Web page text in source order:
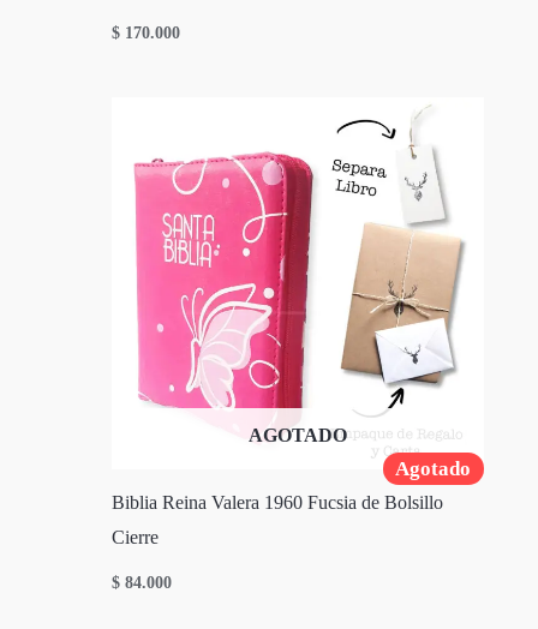
$ 170.000
Agotado
AGOTADO
Biblia Reina Valera 1960 Fucsia de Bolsillo
Cierre
$ 84.000